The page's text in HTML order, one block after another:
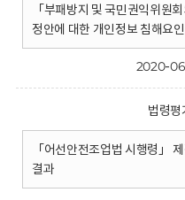
「부패방지 및 국민권익위원
정안에 대한 개인정보 침해요
2020-
법령평
「어선안전조업법 시행령」
결과